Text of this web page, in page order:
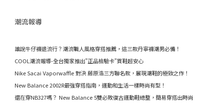
潮流報導
誰說牛仔褲退流行？潮流職人風格穿搭推薦，這三款丹寧褲潮男必備！
COOL潮流報導-全台獨家推出"正品檢驗卡"買鞋超安心
Nike Sacai Vaporwaffle 對決 藤原浩三方聯名款，展現潮鞋的極致之作！
New Balance 2002R最強穿搭指南，運動和生活一樣時尚有型！
還在穿NB327嗎？ New Balance 5雙必敗復古運動鞋總整，簡易穿搭出時尚